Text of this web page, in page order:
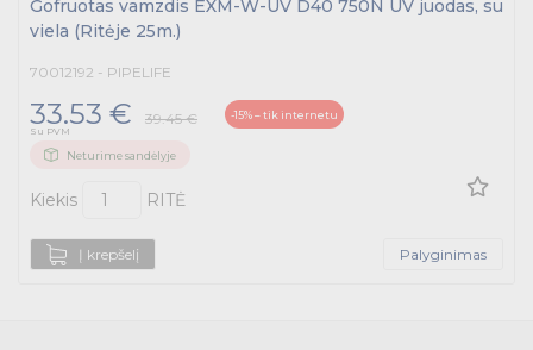
Gofruotas vamzdis EXM-W-UV D40 750N UV juodas, su
viela (Ritėje 25m.)
70012192 - PIPELIFE
33.53 € 39.45 € -15% – tik internetu
Su PVM
Neturime sandėlyje
Kiekis RITĖ
Į krepšelį Palyginimas